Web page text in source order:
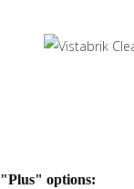
"Plus" options: